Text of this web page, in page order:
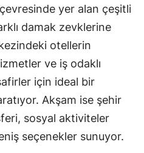
yer alan çeşitli
damak zevklerine
otellerin
ve iş odaklı
için ideal bir
Akşam ise şehir
sosyal aktiviteler
seçenekler sunuyor.